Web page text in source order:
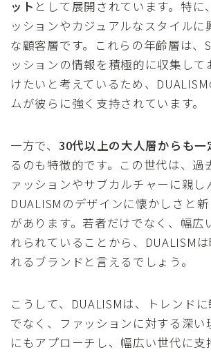
ット として展開されています。特に
ッションやカジュアルなスタイルに
な顧客層です。これらの年齢層は、
ッションの情報を積極的に収集して
けたいと考えているため、
ムが彼らに強く支持されています。
一方で、 30代以上の大人層からも一
るのも特徴的です。この世代は、過
ァッションやサブカルチャーに親し
DUALISMのデザインに懐かしさと
があります。若者だけでなく、幅広
れられていることから、DUALISM
れるブランドと言えるでしょう。
こうして、DUALISMは、トレンド
でなく、ファッションに対する深い
にもアプローチし、幅広い世代に支